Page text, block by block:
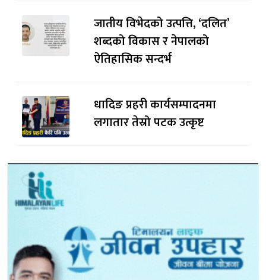
जातीय विभेदको उत्पत्ति, ‘दलित’
शब्दको विकास र नेपालको
ऐतिहासिक सन्दर्भ
धादिङ प्रहरी कार्यसम्पादनमा
लगातार तेस्रो पटक उत्कृष्ट